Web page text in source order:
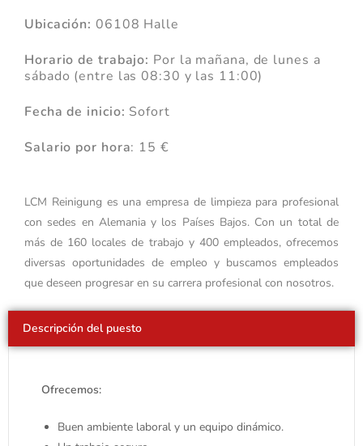
Ubicación: 06108 Halle
Horario de trabajo: Por la mañana, de lunes a
sábado (entre las 08:30 y las 11:00)
Fecha de inicio: Sofort
Salario por hora: 15 €
LCM Reinigung es una empresa de limpieza para profesional
con sedes en Alemania y los Países Bajos. Con un total de
más de 160 locales de trabajo y 400 empleados, ofrecemos
diversas oportunidades de empleo y buscamos empleados
que deseen progresar en su carrera profesional con nosotros.
Descripción del puesto
Ofrecemos:
Buen ambiente laboral y un equipo dinámico.